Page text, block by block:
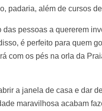
padaria, além de cursos
das pessoas a quererem
é perfeito para quem
com os pés na orla da
a janela de casa e dar
maravilhosa acabam